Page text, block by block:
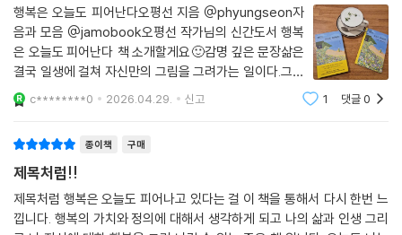
친구, 부모에게 선물하기 좋은 책
일상 속 작은 기쁨을 찾아주는 눈부신 문장들
누구에게나 살아온 시간만큼의 흔적이 있다. 선택받지 못한 기억, 미뤄 둔
꿈, 쏟아부었지만 돌아오지 않은 보답. 그 모든 것이 사라진 게 아니라 다르
고찰하고, 깨달은 바를 주변 사람들과 소탈이 나누는 오평선 작가는 독자
들이 삶이 주는 선물을 놓치지 않기를 바라는 진심 어린 마음으로 한 글자
씩 써 내려갔다. 그러한 진심의 무게가 연말연시, 어버이날, 스승의 날 등
다양한 기념일에 이 책이 선물로 쓰이는 이유일 것이다.
행복은 오늘도 피어난다오평선 지음 @phyungseon자
음과 모음 @jamobook오평선 작가님의 신간도서 행복
은 오늘도 피어난다 책 소개할게요🙂감명 깊은 문장삶은
결국 일생에 걸쳐 자신만의 그림을 그려가는 일이다.그림
이 크든 작든, 화려하든 소박하든 나답게 그린 그림이라면
그 자체로 충분히 가치가 있다.해와 달이 오가듯,계절이
c********0 2026.04.29. 신고 1 댓글0
종이책 구매
제목처럼!!
제목처럼 행복은 오늘도 피어나고 있다는 걸 이 책을 통해서 다시 한번 느
낍니다. 행복의 가치와 정의에 대해서 생각하게 되고 나의 삶과 인생 그리